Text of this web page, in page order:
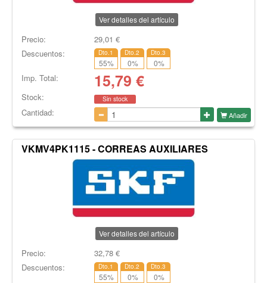
Ver detalles del artículo
Precio: 29,01 €
Descuentos:
Dto.1
55%
Dto.2
0%
Dto.3
0%
Imp. Total: 15,79 €
Stock: Sin stock
Cantidad: Añadir
VKMV4PK1115 - CORREAS AUXILIARES
Ver detalles del artículo
Precio: 32,78€
Descuentos:
Dto.1
55%
Dto.2
0%
Dto.3
0%